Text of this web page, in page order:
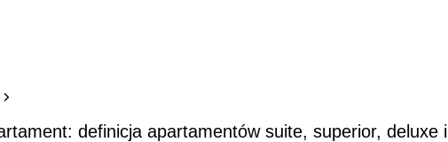
definicja apartamentów suite, superior, deluxe